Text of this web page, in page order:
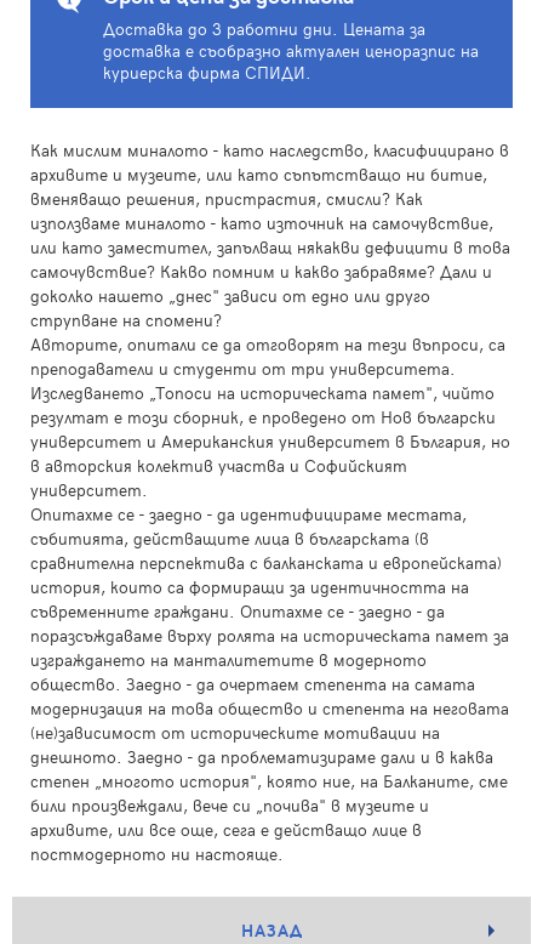
Доставка до 3 работни дни. Цената за
доставка е съобразно актуален ценоразпис на
куриерска фирма СПИДИ.
Как мислим миналото - като наследство, класифицирано в
архивите и музеите, или като съпътстващо ни битие,
вменяващо решения, пристрастия, смисли? Как
използваме миналото - като източник на самочувствие,
или като заместител, запълващ някакви дефицити в това
самочувствие? Какво помним и какво забравяме? Дали и
доколко нашето „днес" зависи от едно или друго
струпване на спомени?
Авторите, опитали се да отговорят на тези въпроси, са
преподаватели и студенти от три университета.
Изследването „Топоси на историческата памет", чийто
резултат е този сборник, е проведено от Нов български
университет и Американския университет в България, но
в авторския колектив участва и Софийският
университет.
Опитахме се - заедно - да идентифицираме местата,
събитията, действащите лица в българската (в
сравнителна перспектива с балканската и европейската)
история, които са формиращи за идентичността на
съвременните граждани. Опитахме се - заедно - да
поразсъждаваме върху ролята на историческата памет за
изграждането на манталитетите в модерното
общество. Заедно - да очертаем степента на самата
модернизация на това общество и степента на неговата
(не)зависимост от историческите мотивации на
днешното. Заедно - да проблематизираме дали и в каква
степен „многото история", която ние, на Балканите, сме
били произвеждали, вече си „почива" в музеите и
архивите, или все още, сега е действащо лице в
постмодерното ни настояще.
НАЗАД